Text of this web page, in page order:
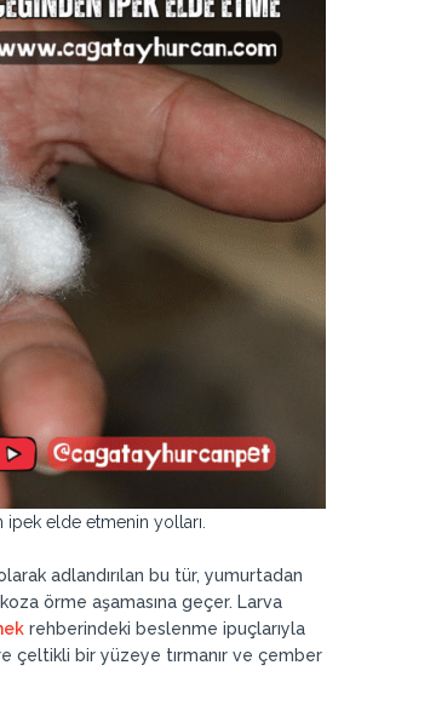
ipek elde etmenin yolları.
adlandırılan bu tür, yumurtadan
örme aşamasına geçer. Larva
rehberindeki beslenme ipuçlarıyla
çeltikli bir yüzeye tırmanır ve çember